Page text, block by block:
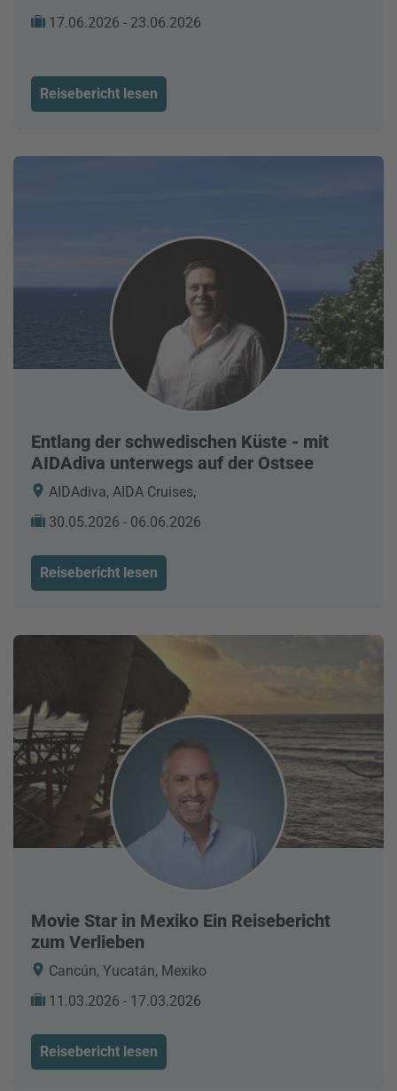
17.06.2026 - 23.06.2026
Reisebericht lesen
Entlang der schwedischen Küste - mit
AIDAdiva unterwegs auf der Ostsee
AIDAdiva, AIDA Cruises,
30.05.2026 - 06.06.2026
Reisebericht lesen
Movie Star in Mexiko Ein Reisebericht
zum Verlieben
Cancún, Yucatán, Mexiko
11.03.2026 - 17.03.2026
Reisebericht lesen